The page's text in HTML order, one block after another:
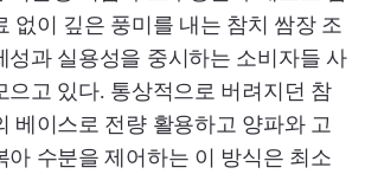
없이 깊은 풍미를 내는 참치 쌈장 조
성과 실용성을 중시하는 소비자들 사
으고 있다. 통상적으로 버려지던 참
베이스로 전량 활용하고 양파와 고
아 수분을 제어하는 이 방식은 최소